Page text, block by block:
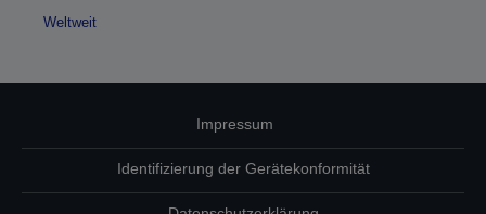
Weltweit
Impressum
Identifizierung der Gerätekonformität